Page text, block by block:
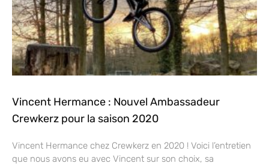
Vincent Hermance : Nouvel Ambassadeur
Crewkerz pour la saison 2020
Vincent Hermance chez Crewkerz en 2020 ! Voici l’entretien
que nous avons eu avec Vincent sur son choix, sa